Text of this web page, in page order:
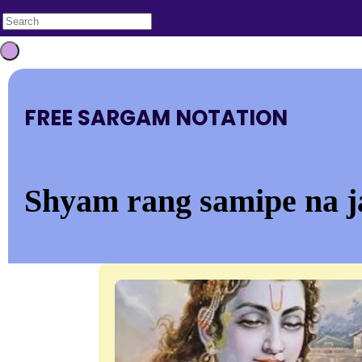
FREE SARGAM NOTATION
Shyam rang samipe na